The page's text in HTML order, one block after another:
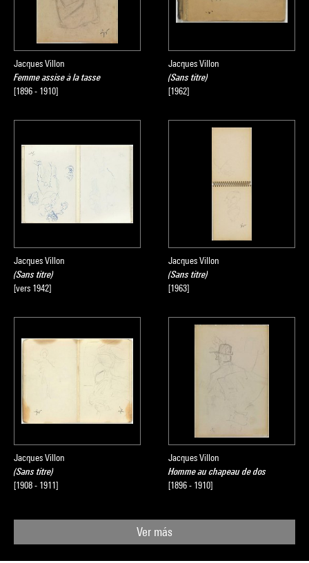
Jacques Villon
Femme assise à la tasse
[1896 - 1910]
Jacques Villon
(Sans titre)
[1962]
Jacques Villon
(Sans titre)
[vers 1942]
Jacques Villon
(Sans titre)
[1963]
Jacques Villon
(Sans titre)
[1908 - 1911]
Jacques Villon
Homme au chapeau de dos
[1896 - 1910]
Ver más